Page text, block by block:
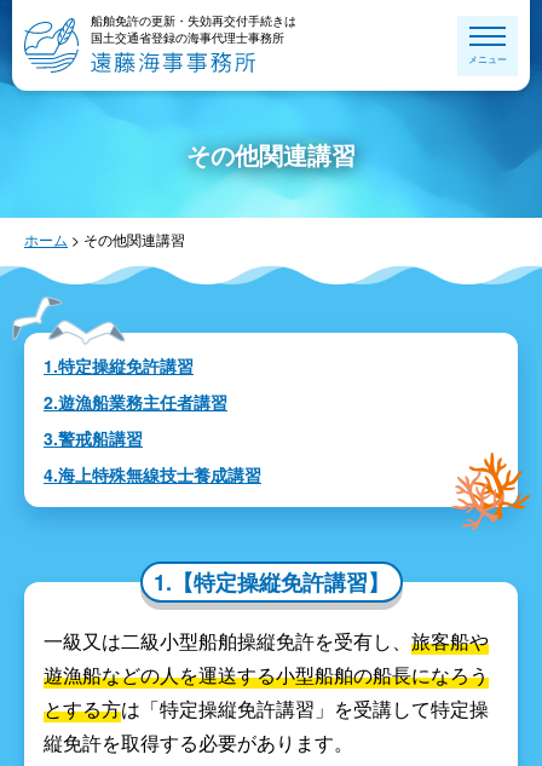
船舶免許の更新・失効再交付手続きは
国土交通省登録の海事代理士事務所
メニュー
その他関連講習
ホーム > その他関連講習
1.特定操縦免許講習
2.遊漁船業務主任者講習
3.警戒船講習
4.海上特殊無線技士養成講習
1.【特定操縦免許講習】
一級又は二級小型船舶操縦免許を受有し、 旅客船や
遊漁船などの人を運送する小型船舶の船長になろう
とする方は「特定操縦免許講習」を受講して特定操
縦免許を取得する必要があります。